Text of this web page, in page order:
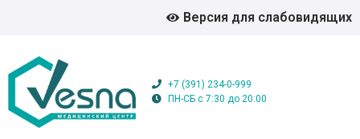
Версия для слабовидящих
+7 (391) 234-0-999
ПН-СБ с 7:30 до 20:00